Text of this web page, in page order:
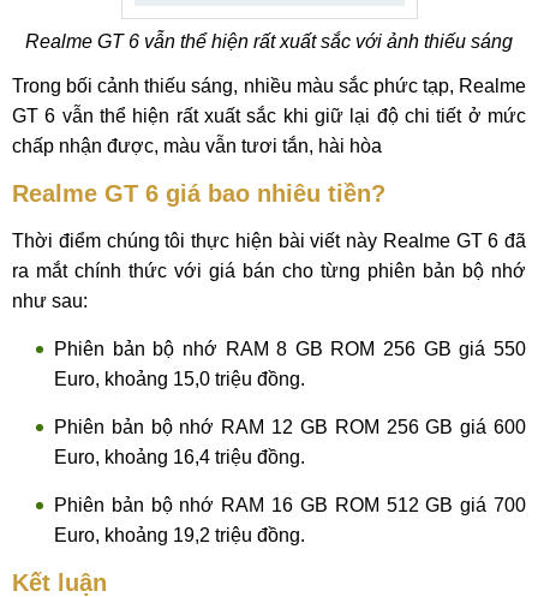
Realme GT 6 vẫn thể hiện rất xuất sắc với ảnh thiếu sáng
Trong bối cảnh thiếu sáng, nhiều màu sắc phức tạp, Realme
GT 6 vẫn thể hiện rất xuất sắc khi giữ lại độ chi tiết ở mức
chấp nhận được, màu vẫn tươi tắn, hài hòa
Realme GT 6 giá bao nhiêu tiền?
Thời điểm chúng tôi thực hiện bài viết này Realme GT 6 đã
ra mắt chính thức với giá bán cho từng phiên bản bộ nhớ
như sau:
Phiên bản bộ nhớ RAM 8 GB ROM 256 GB giá 550
Euro, khoảng 15,0 triệu đồng.
Phiên bản bộ nhớ RAM 12 GB ROM 256 GB giá 600
Euro, khoảng 16,4 triệu đồng.
Phiên bản bộ nhớ RAM 16 GB ROM 512 GB giá 700
Euro, khoảng 19,2 triệu đồng.
Kết luận